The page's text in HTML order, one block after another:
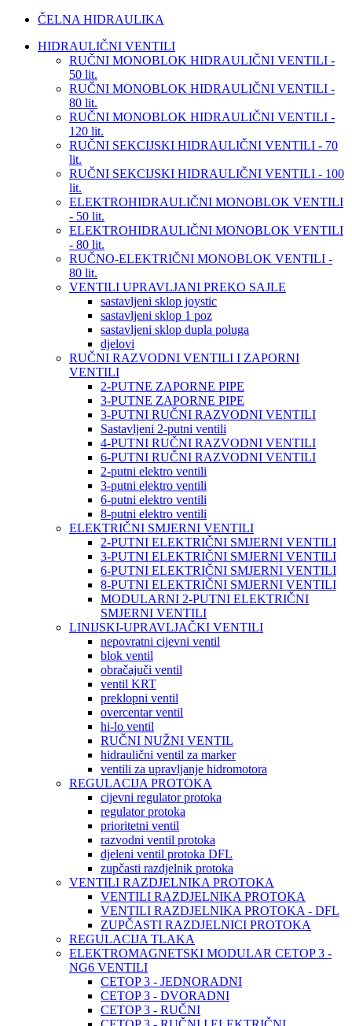
ČELNA HIDRAULIKA
HIDRAULIČNI VENTILI
RUČNI MONOBLOK HIDRAULIČNI VENTILI -
50 lit.
RUČNI MONOBLOK HIDRAULIČNI VENTILI -
80 lit.
RUČNI MONOBLOK HIDRAULIČNI VENTILI -
120 lit.
RUČNI SEKCIJSKI HIDRAULIČNI VENTILI - 70
lit.
RUČNI SEKCIJSKI HIDRAULIČNI VENTILI - 100
lit.
ELEKTROHIDRAULIČNI MONOBLOK VENTILI
- 50 lit.
ELEKTROHIDRAULIČNI MONOBLOK VENTILI
- 80 lit.
RUČNO-ELEKTRIČNI MONOBLOK VENTILI -
80 lit.
VENTILI UPRAVLJANI PREKO SAJLE
sastavljeni sklop joystic
sastavljeni sklop 1 poz
sastavljeni sklop dupla poluga
djelovi
RUČNI RAZVODNI VENTILI I ZAPORNI
VENTILI
2-PUTNE ZAPORNE PIPE
3-PUTNE ZAPORNE PIPE
3-PUTNI RUČNI RAZVODNI VENTILI
Sastavljeni 2-putni ventili
4-PUTNI RUČNI RAZVODNI VENTILI
6-PUTNI RUČNI RAZVODNI VENTILI
2-putni elektro ventili
3-putni elektro ventili
6-putni elektro ventili
8-putni elektro ventili
ELEKTRIČNI SMJERNI VENTILI
2-PUTNI ELEKTRIČNI SMJERNI VENTILI
3-PUTNI ELEKTRIČNI SMJERNI VENTILI
6-PUTNI ELEKTRIČNI SMJERNI VENTILI
8-PUTNI ELEKTRIČNI SMJERNI VENTILI
MODULARNI 2-PUTNI ELEKTRIČNI
SMJERNI VENTILI
LINIJSKI-UPRAVLJAČKI VENTILI
nepovratni cijevni ventil
blok ventil
obračajuči ventil
ventil KRT
preklopni ventil
overcentar ventil
hi-lo ventil
RUČNI NUŽNI VENTIL
hidraulični ventil za marker
ventili za upravljanje hidromotora
REGULACIJA PROTOKA
cijevni regulator protoka
regulator protoka
prioritetni ventil
razvodni ventil protoka
djeleni ventil protoka DFL
zupčasti razdjelnik protoka
VENTILI RAZDJELNIKA PROTOKA
VENTILI RAZDJELNIKA PROTOKA
VENTILI RAZDJELNIKA PROTOKA - DFL
ZUPČASTI RAZDJELNICI PROTOKA
REGULACIJA TLAKA
ELEKTROMAGNETSKI MODULAR CETOP 3 -
NG6 VENTILI
CETOP 3 - JEDNORADNI
CETOP 3 - DVORADNI
CETOP 3 - RUČNI